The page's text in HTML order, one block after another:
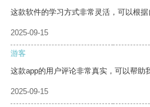
这款软件的学习方式非常灵活，可以根据
2025-09-15
游客
这款app的用户评论非常真实，可以帮助
2025-09-15